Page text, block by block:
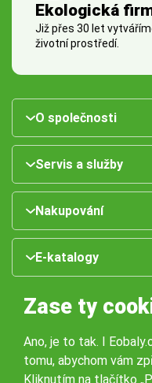
Ekologická
Již přes 30 let
životní prostředí.
O společnosti
Servis a služby
Nakupování
E-katalogy
Zase ty
Ano, je to tak. I
tomu, abychom vám
Kliknutím na tlačítko